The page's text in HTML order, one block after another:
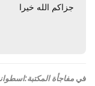
جزاكم الله خيرا
في مفاجأة